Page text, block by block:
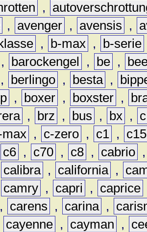
,
, avenger , avensis ,
, b-max , b-serie
, barockengel , be ,
, berlingo , besta ,
, boxer , boxster ,
, brz , bus , bx ,
c
max , c-zero , c1 ,
c15
c6 , c70 , c8 , cabrio
calibra , california ,
camry , capri , caprice
, carens , carina ,
cayenne , cayman ,